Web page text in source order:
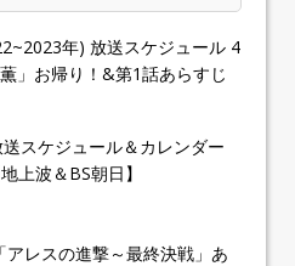
年) 放送スケジュール 4
」お帰り！&第1話あらすじ
送スケジュール＆カレンダー
上波＆BS朝日】
アレスの進撃～最終決戦」あ